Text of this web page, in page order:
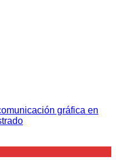
gráfica en